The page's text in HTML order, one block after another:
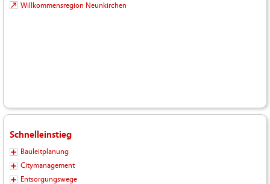
Willkommensregion Neunkirchen
Schnelleinstieg
Bauleitplanung
Citymanagement
Entsorgungswege